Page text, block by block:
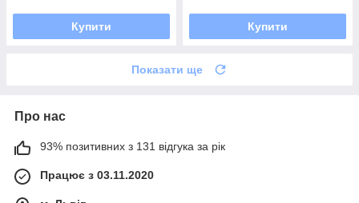
Купити Купити
Показати ще
Про нас
93% позитивних з 131 відгука за рік
Працює з 03.11.2020